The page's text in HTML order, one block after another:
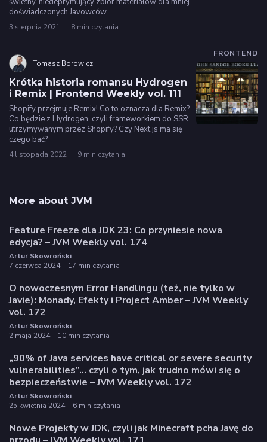
doświadczonych Javowców.
3 sierpnia 2021 8 min czytania
FRONTEND
Tomasz Borowicz
Krótka historia romansu Hydrogen
i Remix | Frontend Weekly vol. 111
Shopify przejmuje Remix! Co to oznacza dla Remix?
Co będzie z Hydrogen, czyli frameworkiem do SSR
utrzymywanym przez Shopify? Czy Next.js ma się
czego bać?
4 listopada 2022 9 min czytania
More about JVM
Feature Freeze dla JDK 23: Co przyniesie nowa
edycja? – JVM Weekly vol. 174
Artur Skowroński
7 czerwca 2024
17 min czytania
O nowoczesnym Error Handlingu (też, nie tylko w
Javie): Monady, Efekty i Project Amber – JVM Weekly
vol. 172
Artur Skowroński
2 maja 2024
10 min czytania
„90% of Java services have critical or severe security
vulnerabilities”… czyli o tym, jak trudno mówi się o
bezpieczeństwie – JVM Weekly vol. 172
Artur Skowroński
25 kwietnia 2024
6 min czytania
Nowe Projekty w JDK, czyli jak Minecraft pcha Javę do